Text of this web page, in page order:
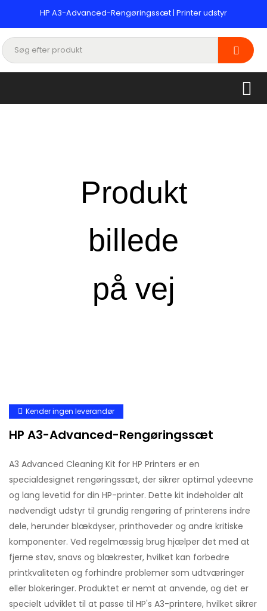
HP A3-Advanced-Rengøringssæt | Printer udstyr
Kender ingen leverandør
HP A3-Advanced-Rengøringssæt
A3 Advanced Cleaning Kit for HP Printers er en
specialdesignet rengøringssæt, der sikrer optimal ydeevne
og lang levetid for din HP-printer. Dette kit indeholder alt
nødvendigt udstyr til grundig rengøring af printerens indre
dele, herunder blækdyser, printhoveder og andre kritiske
komponenter. Ved regelmæssig brug hjælper det med at
fjerne støv, snavs og blækrester, hvilket kan forbedre
printkvaliteten og forhindre problemer som udtværinger
eller blokeringer. Produktet er nemt at anvende, og det er
specielt udviklet til at passe til HP's A3-printere, hvilket sikrer